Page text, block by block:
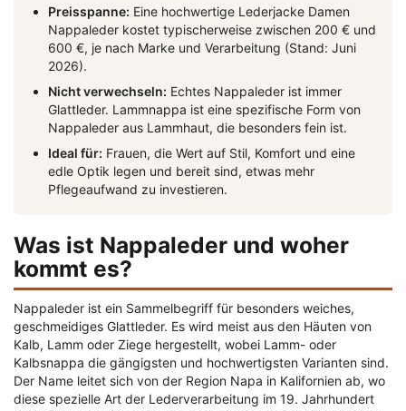
Preisspanne: Eine hochwertige Lederjacke Damen
Nappaleder kostet typischerweise zwischen 200 € und
600 €, je nach Marke und Verarbeitung (Stand: Juni
2026).
Nicht verwechseln: Echtes Nappaleder ist immer
Glattleder. Lammnappa ist eine spezifische Form von
Nappaleder aus Lammhaut, die besonders fein ist.
Ideal für: Frauen, die Wert auf Stil, Komfort und eine
edle Optik legen und bereit sind, etwas mehr
Pflegeaufwand zu investieren.
Was ist Nappaleder und woher
kommt es?
Nappaleder ist ein Sammelbegriff für besonders weiches,
geschmeidiges Glattleder. Es wird meist aus den Häuten von
Kalb, Lamm oder Ziege hergestellt, wobei Lamm- oder
Kalbsnappa die gängigsten und hochwertigsten Varianten sind.
Der Name leitet sich von der Region Napa in Kalifornien ab, wo
diese spezielle Art der Lederverarbeitung im 19. Jahrhundert